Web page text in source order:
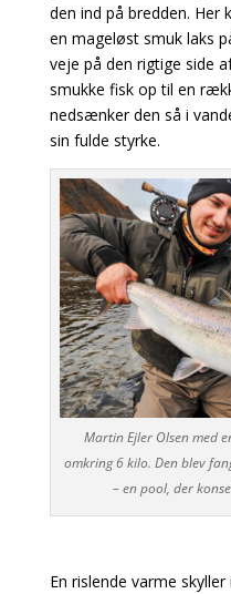
den ind på bredden. Her
en mageløst smuk laks
veje på den rigtige side
smukke fisk op til en
nedsænker den så i
sin fulde styrke.
Martin Ejler Olsen med
omkring 6 kilo. Den blev
– en pool, der
En rislende varme skyller